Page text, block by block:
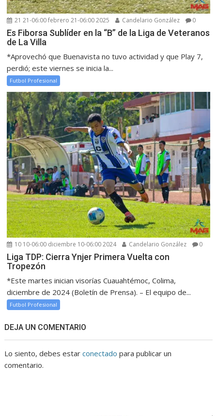
21 21-06:00 febrero 21-06:00 2025 Candelario González 0
Es Fiborsa Sublíder en la “B” de la Liga de Veteranos
de La Villa
*Aprovechó que Buenavista no tuvo actividad y que Play 7,
perdió; este viernes se inicia la...
Futbol Profesional
10 10-06:00 diciembre 10-06:00 2024 Candelario González 0
Liga TDP: Cierra Ynjer Primera Vuelta con
Tropezón
*Este martes inician visorías Cuauahtémoc, Colima,
diciembre de 2024 (Boletín de Prensa). – El equipo de...
Futbol Profesional
DEJA UN COMENTARIO
Lo siento, debes estarconectado para publicar un
comentario.